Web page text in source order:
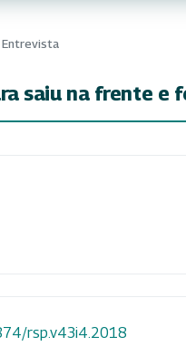
Entrevista
saiu na frente e
rsp.v43i4.2018